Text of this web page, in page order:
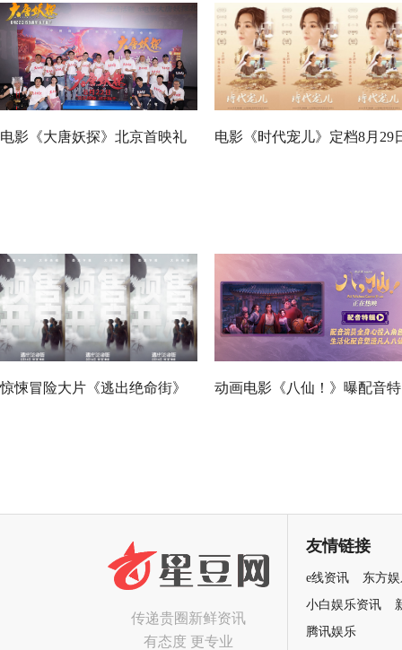
电影《大唐妖探》北京首映礼 电影《时代宠儿》定档8月29
惊悚冒险大片《逃出绝命街》 动画电影《八仙！》曝配音特
传递贵圈新鲜资讯
有态度 更专业
友情链接
e线资讯
东方
小白娱乐资讯
腾讯娱乐